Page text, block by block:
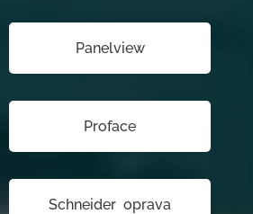
Panelview
Proface
Schneider oprava